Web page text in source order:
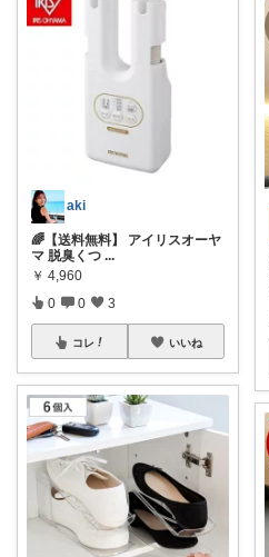
aki
🌈【送料無料】 アイリスオーヤ
マ 脱臭くつ ...
￥ 4,960
0 0 3
コレ いいね